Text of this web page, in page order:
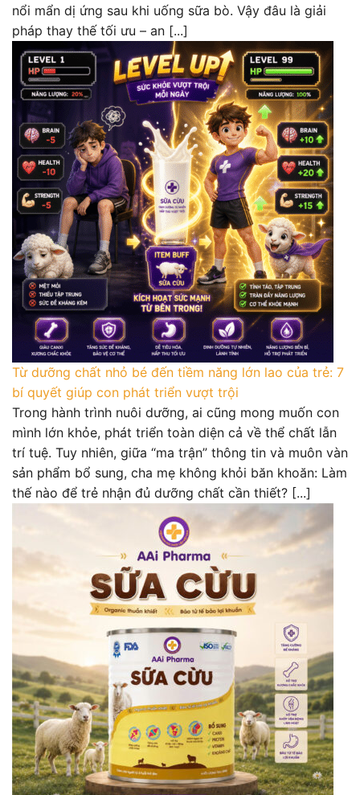
nổi mẩn dị ứng sau khi uống sữa bò. Vậy đâu là giải
pháp thay thế tối ưu – an [...]
Từ dưỡng chất nhỏ bé đến tiềm năng lớn lao của trẻ: 7
bí quyết giúp con phát triển vượt trội
Trong hành trình nuôi dưỡng, ai cũng mong muốn con
mình lớn khỏe, phát triển toàn diện cả về thể chất lẫn
trí tuệ. Tuy nhiên, giữa “ma trận” thông tin và muôn vàn
sản phẩm bổ sung, cha mẹ không khỏi băn khoăn: Làm
thế nào để trẻ nhận đủ dưỡng chất cần thiết? [...]